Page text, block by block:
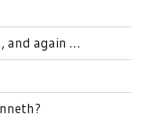
and again …